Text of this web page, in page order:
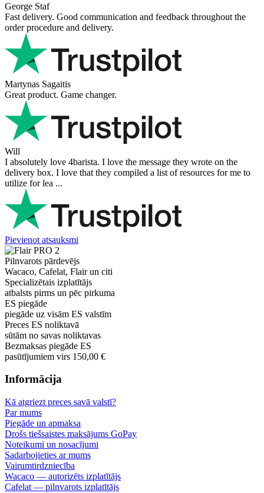
George Staf
Fast delivery. Good communication and feedback throughout the
order procedure and delivery.
Martynas Sagaitis
Great product. Game changer.
Will
I absolutely love 4barista. I love the message they wrote on the
delivery box. I love that they compiled a list of resources for me to
utilize for lea ...
Pievienot atsauksmi
Pilnvarots pārdevējs
Wacaco, Cafelat, Flair un citi
Specializētais izplatītājs
atbalsts pirms un pēc pirkuma
ES piegāde
piegāde uz visām ES valstīm
Preces ES noliktavā
sūtām no savas noliktavas
Bezmaksas piegāde ES
pasūtījumiem virs 150,00 €
Informācija
Kā atgriezt preces savā valstī?
Par mums
Piegāde un apmaksa
Drošs tiešsaistes maksājums GoPay
Noteikumi un nosacījumi
Sadarbojieties ar mums
Vairumtirdzniecība
Wacaco — autorizēts izplatītājs
Cafelat — pilnvarots izplatītājs